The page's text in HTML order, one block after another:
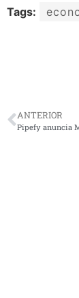
Tags:
ANTERIOR
Pipefy anuncia